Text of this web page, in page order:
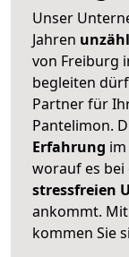
Unser
Jahren
von Freiburg
begleiten
Partner für
Pantelimon.
Erfahrung
worauf es bei
stressfreien
ankommt.
kommen Sie